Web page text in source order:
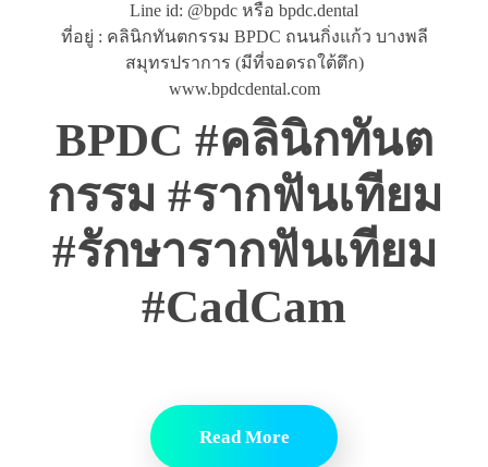
Line id: @bpdc หรือ bpdc.dental
ที่อยู่ : คลินิกทันตกรรม BPDC ถนนกิ่งแก้ว บางพลี
สมุทรปราการ (มีที่จอดรถใต้ตึก)
www.bpdcdental.com
BPDC #คลินิกทันต
กรรม #รากฟันเทียม
#รักษารากฟันเทียม
#CadCam
Read More